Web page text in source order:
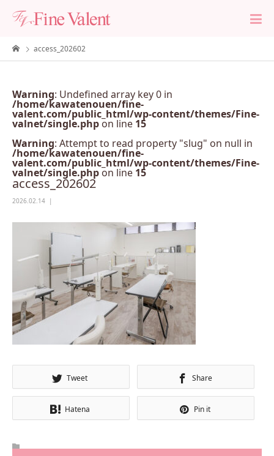
access_202602
Warning: Undefined array key 0 in
/home/kawatenouen/fine-
valent.com/public_html/wp-content/themes/Fine-
valnet/single.phpon line 15
Warning: Attempt to read property "slug" on null in
/home/kawatenouen/fine-
valent.com/public_html/wp-content/themes/Fine-
valnet/single.phpon line 15
access_202602
2026.02.14
Tweet Share
Hatena Pin it